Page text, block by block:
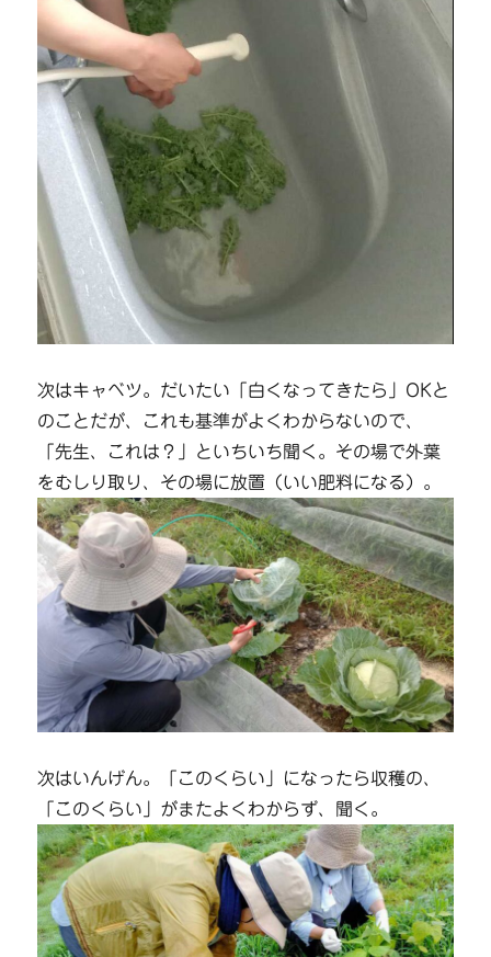
次はキャベツ。だいたい「白くなってきたら」OKと
のことだが、これも基準がよくわからないので、
「先生、これは？」といちいち聞く。その場で外葉
をむしり取り、その場に放置（いい肥料になる）。
次はいんげん。「このくらい」になったら収穫の、
「このくらい」がまたよくわからず、聞く。